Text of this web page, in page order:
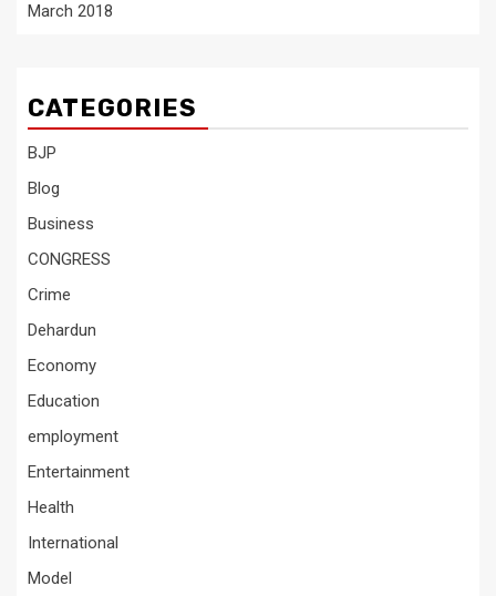
March 2018
CATEGORIES
BJP
Blog
Business
CONGRESS
Crime
Dehardun
Economy
Education
employment
Entertainment
Health
International
Model